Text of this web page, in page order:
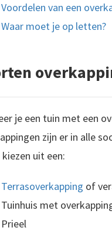
Voordelen van een
Waar moet je op letten?
je een tuin met een
zijn er in alle
kiezen uit een:
Terrasoverkapping of
Tuinhuis met
Prieel